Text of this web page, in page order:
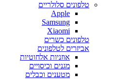
טלפונים סלולריים
Apple
Samsung
Xiaomi
טלפונים כשרים
אביזרים לטלפונים
אוזניות אלחוטיות
מגנים וכיסויים
מטענים וכבלים